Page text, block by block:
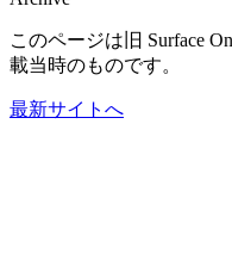
このページは旧 Surface
載当時のものです。
最新サイトへ